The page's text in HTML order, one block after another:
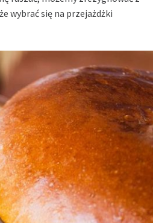
wybrać się na przejażdżki